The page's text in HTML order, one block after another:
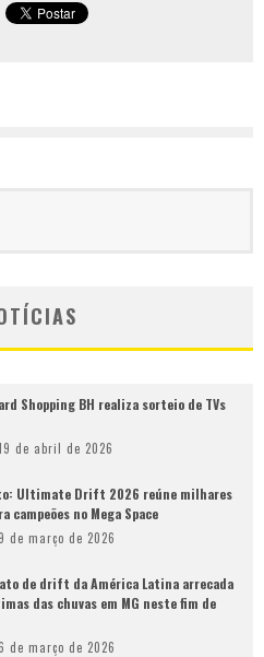
Shopping BH realiza sorteio de TVs
de abril de 2026
Ultimate Drift 2026 reúne milhares
campeões no Mega Space
9 de março de 2026
de drift da América Latina arrecada
das chuvas em MG neste fim de
de março de 2026